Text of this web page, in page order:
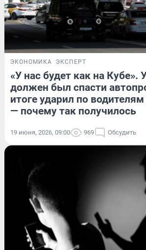
ЭКОНОМИКА ЭКСПЕРТ
«У нас будет как на Кубе».
должен был спасти
итоге ударил по
— почему так получилось
19 июня, 2026, 09:00 969 Обсудить